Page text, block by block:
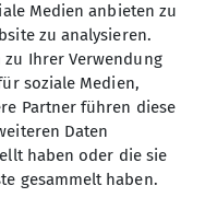
Medien anbieten zu
zu analysieren.
Ihrer Verwendung
soziale Medien,
Partner führen diese
Daten
haben oder die sie
gesammelt haben.